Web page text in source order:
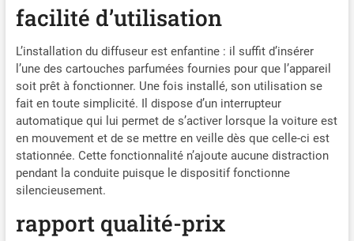
préférences UTILISATION
Installation facile sans
outils requis, il suffit de
placer le diffuseur sur le
tableau de bord exposé à la
lumière pour profiter d'une
diffusion automatique
pendant vos déplacements
TRACTION BLEUE - UNE
SIGNATURE FRAÎCHE ET
grandes maisons de
parfumerie, cette fragrance
facilité d’utilisation
L’installation du diffuseur est enfantine : il suffit d’insérer
l’une des cartouches parfumées fournies pour que l’appareil
soit prêt à fonctionner. Une fois installé, son utilisation se
fait en toute simplicité. Il dispose d’un interrupteur
automatique qui lui permet de s’activer lorsque la voiture est
en mouvement et de se mettre en veille dès que celle-ci est
stationnée. Cette fonctionnalité n’ajoute aucune distraction
pendant la conduite puisque le dispositif fonctionne
silencieusement.
rapport qualité-prix